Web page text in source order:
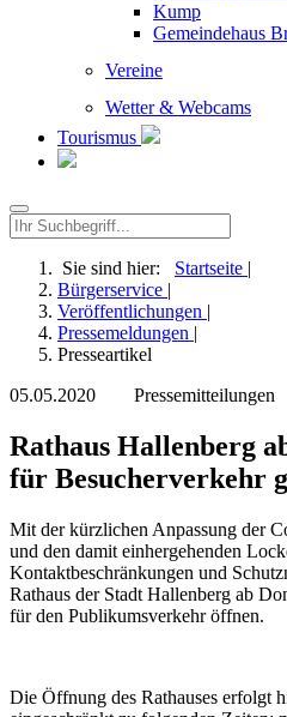
Kump
Gemeindehaus
Vereine
Wetter & Webcams
Tourismus
Sie sind hier: Startseite |
Bürgerservice |
Veröffentlichungen |
Pressemeldungen |
Presseartikel
05.05.2020
Pressemitteilungen
Rathaus Hallenberg
für Besucherverkehr
Mit der kürzlichen Anpassung der
und den damit einhergehenden
Kontaktbeschränkungen und
Rathaus der Stadt Hallenberg ab
für den Publikumsverkehr öffnen.
Die Öffnung des Rathauses erfolgt